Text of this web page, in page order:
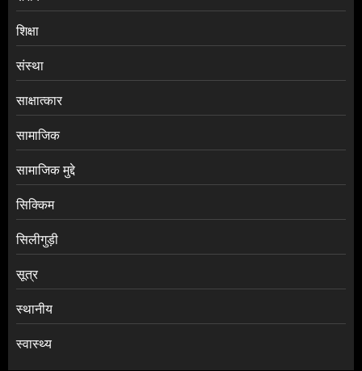
शिक्षा
संस्था
साक्षात्कार
सामाजिक
सामाजिक मुद्दे
सिक्किम
सिलीगुड़ी
सूत्र
स्थानीय
स्वास्थ्य